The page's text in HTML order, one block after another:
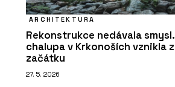
ARCHITEKTURA
Rekonstrukce nedávala
chalupa v Krkonoších vznikla
začátku
27. 5. 2026